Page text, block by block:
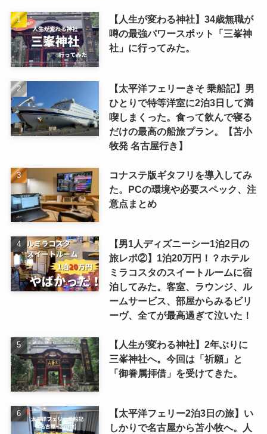
【人生が変わる神社】34歳無職が
噂の最強パワースポット「三峯神
社」に行ってみた。
【太平洋フェリーきそ 乗船記】男
ひとりで特等洋室に2泊3日して満
喫しまくった。食って飲んで寝る
だけの最高の船旅プラン。【苫小
牧発 名古屋行き】
コナステ版ギタフリを導入してみ
た。PCの環境や必要スペック、注
意点まとめ
【男1人ディズニーシー1泊2日の
旅レポ②】1泊20万円！？ホテル
ミラコスタのスイートルームに宿
泊してみた。客室、ラウンジ、ル
ームサービス、部屋からみるビリ
ーヴ、全てが最高過ぎて泣いた！
【人生が変わる神社】2年ぶりに
三峯神社へ。今回は「祈願」と
「御眷属拝借」を受けてきた。
【太平洋フェリー2泊3日の旅】い
しかりで名古屋から苫小牧へ。人